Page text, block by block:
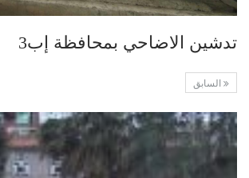
تدشين الاضاحي بمحافظة إب3
السابق